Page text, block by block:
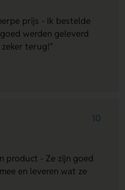
prijs - Ik bestelde
werden geleverd
terug!"
10
product - Ze zijn goed
en leveren wat ze